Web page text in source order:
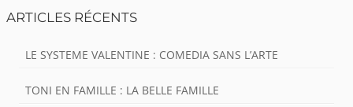
ARTICLES RÉCENTS
LE SYSTEME VALENTINE : COMEDIA SANS L’ARTE
TONI EN FAMILLE : LA BELLE FAMILLE